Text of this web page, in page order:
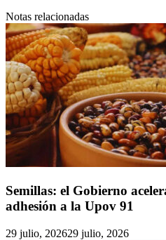
Notas relacionadas
Semillas: el Gobierno
adhesión a la Upov 91
29 julio, 202629 julio, 2026